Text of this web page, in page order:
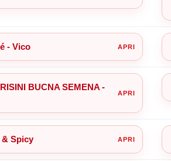
- Vico
BUCNA SEMENA -
Spicy